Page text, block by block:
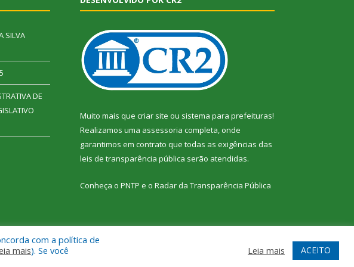
SILVA
DE
Muito mais que criar site ou sistema para prefeituras!
Realizamos uma assessoria completa, onde
garantimos em contrato que todas as exigências das
leis de transparência pública serão atendidas.
Conheça o PNTP e o Radar da Transparência Pública
Mapa do Site Acessar Webmail
com a política de
mais). Se você
Leia mais ACEITO